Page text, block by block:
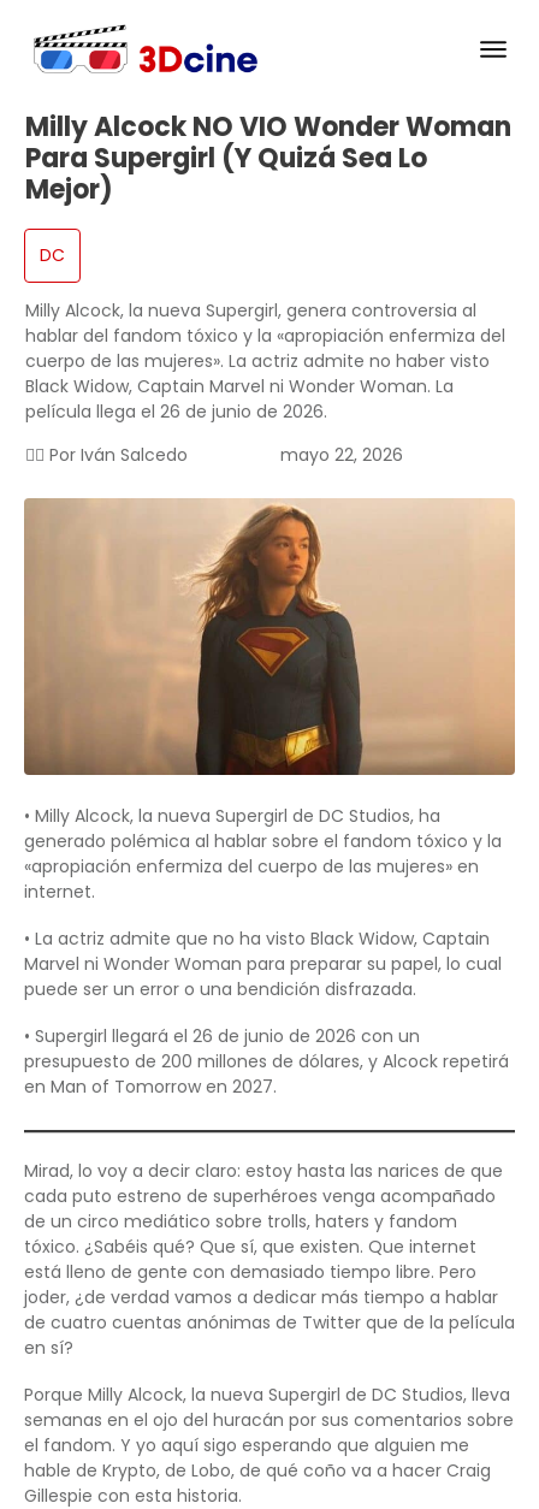
Milly Alcock NO VIO Wonder Woman
Para Supergirl (y Quizá Sea Lo
Mejor)
DC
Milly Alcock, la nueva Supergirl, genera controversia al
hablar del fandom tóxico y la «apropiación enfermiza del
cuerpo de las mujeres». La actriz admite no haber visto
Black Widow, Captain Marvel ni Wonder Woman. La
película llega el 26 de junio de 2026.
✍🏻 Por Iván Salcedo mayo 22, 2026
• Milly Alcock, la nueva Supergirl de DC Studios, ha
generado polémica al hablar sobre el fandom tóxico y la
«apropiación enfermiza del cuerpo de las mujeres» en
internet.
• La actriz admite que no ha visto Black Widow, Captain
Marvel ni Wonder Woman para preparar su papel, lo cual
puede ser un error o una bendición disfrazada.
• Supergirl llegará el 26 de junio de 2026 con un
presupuesto de 200 millones de dólares, y Alcock repetirá
en Man of Tomorrow en 2027.
Mirad, lo voy a decir claro: estoy hasta las narices de que
cada puto estreno de superhéroes venga acompañado
de un circo mediático sobre trolls, haters y fandom
tóxico. ¿Sabéis qué? Que sí, que existen. Que internet
está lleno de gente con demasiado tiempo libre. Pero
joder, ¿de verdad vamos a dedicar más tiempo a hablar
de cuatro cuentas anónimas de Twitter que de la película
en sí?
Porque Milly Alcock, la nueva Supergirl de DC Studios, lleva
semanas en el ojo del huracán por sus comentarios sobre
el fandom. Y yo aquí sigo esperando que alguien me
hable de Krypto, de Lobo, de qué coño va a hacer Craig
Gillespie con esta historia.